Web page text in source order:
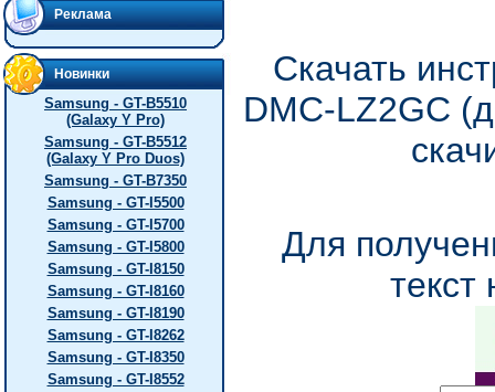
Реклама
Новинки
Samsung - GT-B5510
(Galaxy Y Pro)
Samsung - GT-B5512
(Galaxy Y Pro Duos)
Samsung - GT-B7350
Samsung - GT-I5500
Samsung - GT-I5700
Samsung - GT-I5800
Samsung - GT-I8150
Samsung - GT-I8160
Samsung - GT-I8190
Samsung - GT-I8262
Samsung - GT-I8350
Samsung - GT-I8552
Скачать
DMC-LZ2GC
Для
текст